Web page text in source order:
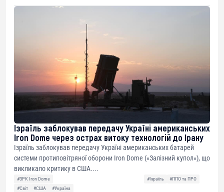
Ізраїль заблокував передачу Україні американських
Iron Dome через острах витоку технологій до Ірану
Ізраїль заблокував передачу Україні американських батарей
системи протиповітряної оборони Iron Dome («Залізний купол»), що
викликало критику в США....
#ЗРК Iron Dome #Ізраїль
#ППО та ПРО
#Світ
#США
#Україна